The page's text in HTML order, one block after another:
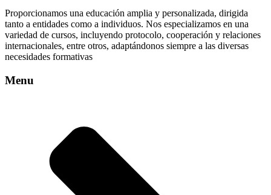
Proporcionamos una educación amplia y personalizada, dirigida
tanto a entidades como a individuos. Nos especializamos en una
variedad de cursos, incluyendo protocolo, cooperación y relaciones
internacionales, entre otros, adaptándonos siempre a las diversas
necesidades formativas
Menu